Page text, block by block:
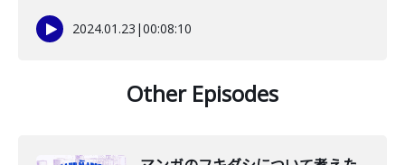
2024.01.23 |00:08:10
Other Episodes